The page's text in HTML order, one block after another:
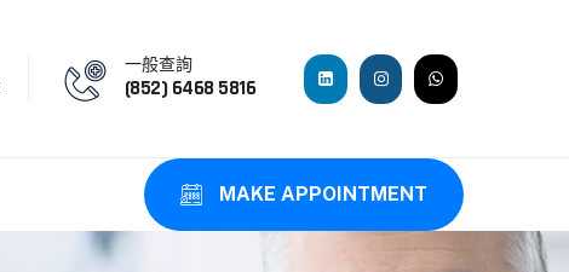
一般查詢
(852) 6468 5816
MAKE APPOINTMENT